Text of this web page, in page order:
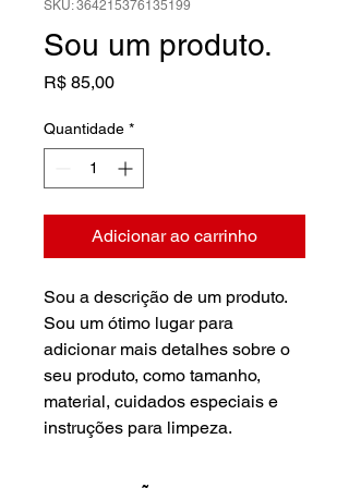
SKU: 364215376135199
Sou um produto.
R$ 85,00Preço
Quantidade *
Adicionar ao carrinho
Sou a descrição de um produto.
Sou um ótimo lugar para
adicionar mais detalhes sobre o
seu produto, como tamanho,
material, cuidados especiais e
instruções para limpeza.